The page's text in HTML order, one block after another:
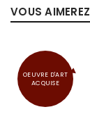
VOUS
OEUVRE D'ART
ACQUISE